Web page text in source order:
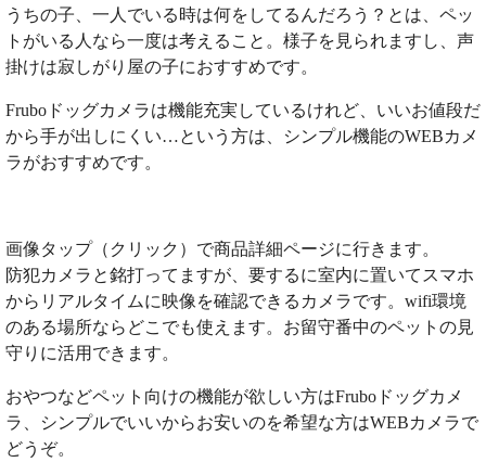
うちの子、一人でいる時は何をしてるんだろう？とは、ペッ
トがいる人なら一度は考えること。様子を見られますし、声
掛けは寂しがり屋の子におすすめです。
Fruboドッグカメラは機能充実しているけれど、いいお値段だ
から手が出しにくい…という方は、シンプル機能のWEBカメ
ラがおすすめです。
画像タップ（クリック）で商品詳細ページに行きます。
防犯カメラと銘打ってますが、要するに室内に置いてスマホ
からリアルタイムに映像を確認できるカメラです。wifi環境
のある場所ならどこでも使えます。お留守番中のペットの見
守りに活用できます。
おやつなどペット向けの機能が欲しい方はFruboドッグカメ
ラ、シンプルでいいからお安いのを希望な方はWEBカメラで
どうぞ。